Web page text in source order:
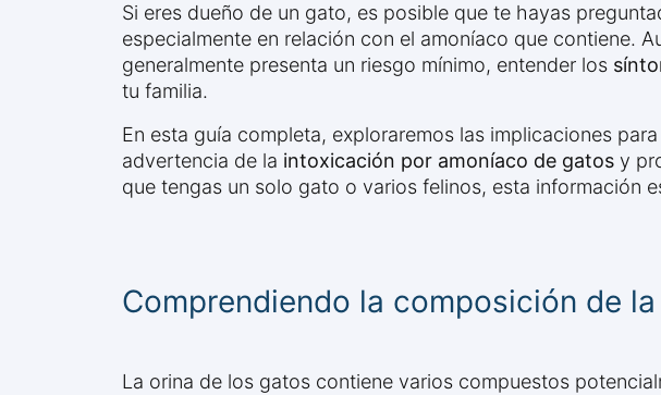
Si eres dueño de un gato, es posible que te hayas
especialmente en relación con el amoníaco que contiene.
generalmente presenta un riesgo mínimo, entender los
tu familia.
En esta guía completa, exploraremos las implicaciones
advertencia de la intoxicación por amoníaco de gatos y
que tengas un solo gato o varios felinos, esta información
Comprendiendo la composición de
La orina de los gatos contiene varios compuestos